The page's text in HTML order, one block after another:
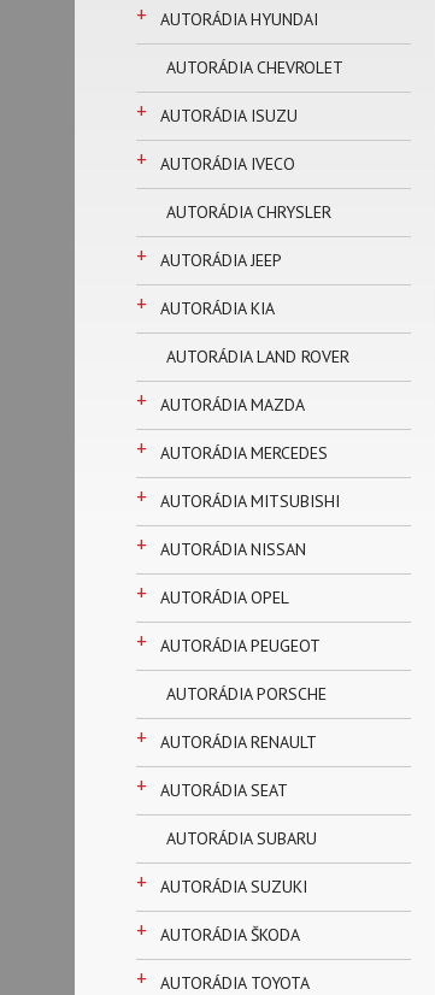
+ AUTORÁDIA HYUNDAI
AUTORÁDIA CHEVROLET
+ AUTORÁDIA ISUZU
+ AUTORÁDIA IVECO
AUTORÁDIA CHRYSLER
+ AUTORÁDIA JEEP
+ AUTORÁDIA KIA
AUTORÁDIA LAND ROVER
+ AUTORÁDIA MAZDA
+ AUTORÁDIA MERCEDES
+ AUTORÁDIA MITSUBISHI
+ AUTORÁDIA NISSAN
+ AUTORÁDIA OPEL
+ AUTORÁDIA PEUGEOT
AUTORÁDIA PORSCHE
+ AUTORÁDIA RENAULT
+ AUTORÁDIA SEAT
AUTORÁDIA SUBARU
+ AUTORÁDIA SUZUKI
+ AUTORÁDIA ŠKODA
+ AUTORÁDIA TOYOTA